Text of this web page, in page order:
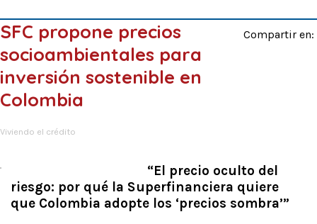
SFC propone precios
socioambientales para
inversión sostenible en
Colombia
Compartir en:
Viviendo el crédito
“El precio oculto del
riesgo: por qué la Superfinanciera quiere
que Colombia adopte los ‘precios sombra’”